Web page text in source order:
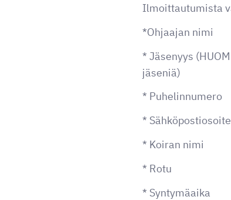
Ilmoittautumista
*Ohjaajan nimi
* Jäsenyys
jäseniä)
* Puhelinnumero
* Sähköpostiosoite
* Koiran nimi
* Rotu
* Syntymäaika